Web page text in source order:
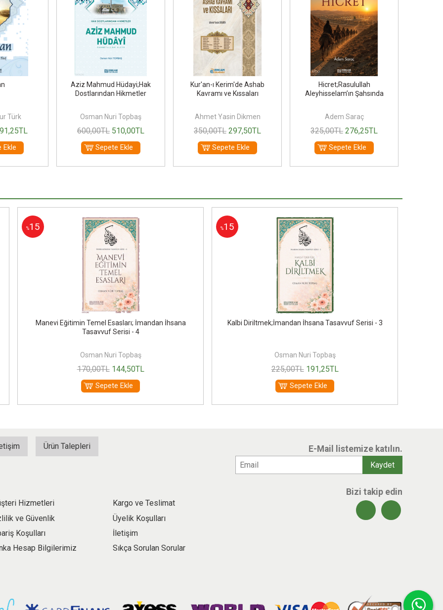
Türk
,25TL
Ekle
Aziz Mahmud Hüdayi;Hak
Dostlarından Hikmetler
Osman Nuri Topbaş
600,00TL 510,00TL
Sepete Ekle
Kur'an-ı Kerim'de Ashab
Kavramı ve Kıssaları
Ahmet Yasin Dikmen
350,00TL 297,50TL
Sepete Ekle
Hicret;Rasulullah
Aleyhisselam’ın Şahsında
Adem Saraç
325,00TL 276,25TL
Sepete Ekle
%15
Manevi Eğitimin Temel Esasları; İmandan İhsana
Tasavvuf Serisi - 4
Osman Nuri Topbaş
170,00TL 144,50TL
Sepete Ekle
%15
Kalbi Diriltmek;İmandan İhsana Tasavvuf Serisi - 3
Osman Nuri Topbaş
225,00TL 191,25TL
Sepete Ekle
Ürün Talepleri
Hizmetleri
Kargo ve Teslimat
ve Güvenlik
Üyelik Koşulları
Koşulları
İletişim
Hesap Bilgilerimiz
Sıkça Sorulan Sorular
E-Mail listemize katılın.
Bizi takip edin